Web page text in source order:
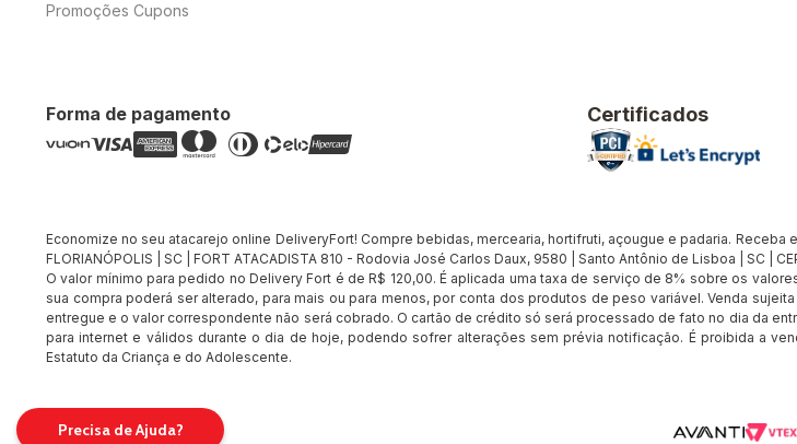
Promoções Cupons
Forma de pagamento Certificados
Economize no seu atacarejo online DeliveryFort! Compre bebidas, mercearia, hortifruti, açougue e padaria.
FLORIANÓPOLIS | SC | FORT ATACADISTA 810 - Rodovia José Carlos Daux, 9580 | Santo Antônio de Lisboa | SC
O valor mínimo para pedido no Delivery Fort é de R$ 120,00. É aplicada uma taxa de serviço de 8% sobre os
sua compra poderá ser alterado, para mais ou para menos, por conta dos produtos de peso variável. Venda
entregue e o valor correspondente não será cobrado. O cartão de crédito só será processado de fato no dia da
para internet e válidos durante o dia de hoje, podendo sofrer alterações sem prévia notificação. É proibida a
Estatuto da Criança e do Adolescente.